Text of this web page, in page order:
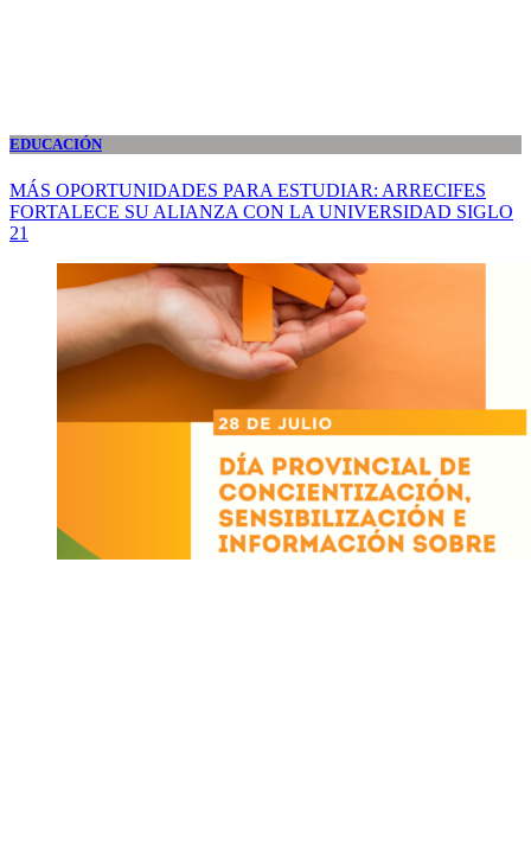
EDUCACIÓN
MÁS OPORTUNIDADES PARA ESTUDIAR: ARRECIFES
FORTALECE SU ALIANZA CON LA UNIVERSIDAD SIGLO
21